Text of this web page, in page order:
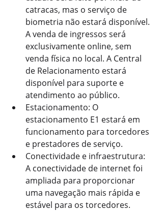
catracas, mas o serviço de
biometria não estará disponível.
A venda de ingressos será
exclusivamente online, sem
venda física no local. A Central
de Relacionamento estará
disponível para suporte e
atendimento ao público.
Estacionamento: O
estacionamento E1 estará em
funcionamento para torcedores
e prestadores de serviço.
Conectividade e infraestrutura:
A conectividade de internet foi
ampliada para proporcionar
uma navegação mais rápida e
estável para os torcedores.